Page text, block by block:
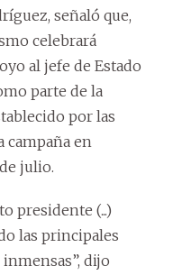
señaló que,
celebrará
al jefe de Estado
parte de la
por las
campaña en
julio.
presidente (...)
las principales
dijo